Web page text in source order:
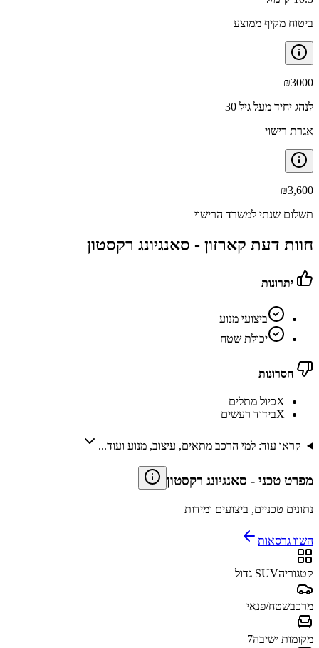
ביטוח מקיף ממוצע
₪3000
לנהג יחיד מעל גיל 30
אגרת רישוי
₪3,600
תשלום שנתי למשרד הרישוי
חוות דעת קארזון - סאנגיונג רקסטון
יתרונות
ביצועי מנוע
יכולת שטח
חסרונות
Xכיול מתלים
Xבידוד רעשים
קראו עוד: למי הרכב מתאים, עיצוב, מנוע ועוד...
מפרט טכני - סאנגיונג רקסטון
נתונים טכניים, ביצועים ומידות
השוו גרסאות
קטגוריהSUV גדול
מרכבשטח/פנאי
מקומות ישיבה7